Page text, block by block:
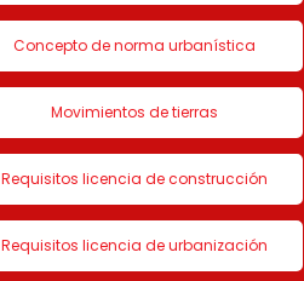
Concepto de norma urbanística
Movimientos de tierras
Requisitos licencia de construcción
Requisitos licencia de urbanización